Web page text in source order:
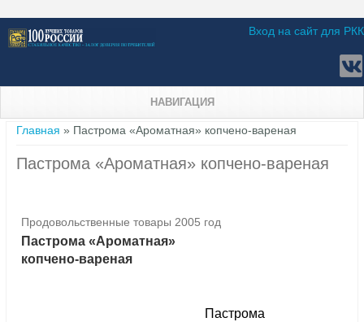
Вход на сайт для РКК
НАВИГАЦИЯ
Вы здесь
Главная » Пастрома «Ароматная» копчено-вареная
Пастрома «Ароматная» копчено-вареная
Продовольственные товары 2005 год
Пастрома «Ароматная»
копчено-вареная
Пастрома